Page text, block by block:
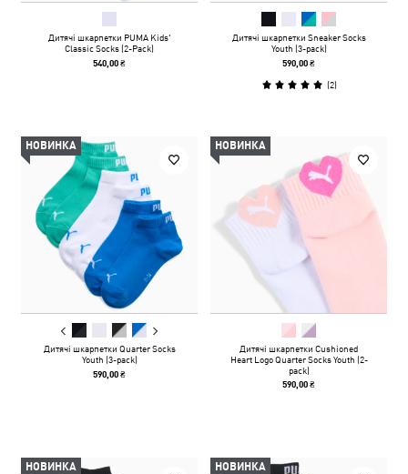
Дитячі шкарпетки PUMA Kids'
Classic Socks (2-Pack)
540,00 ₴
Дитячі шкарпетки Sneaker Socks
Youth (3-pack)
590,00 ₴
(2)
НОВИНКА
Дитячі шкарпетки Quarter Socks
Youth (3-pack)
590,00 ₴
НОВИНКА
Дитячі шкарпетки Cushioned
Heart Logo Quarter Socks Youth (2-
pack)
590,00 ₴
НОВИНКА НОВИНКА